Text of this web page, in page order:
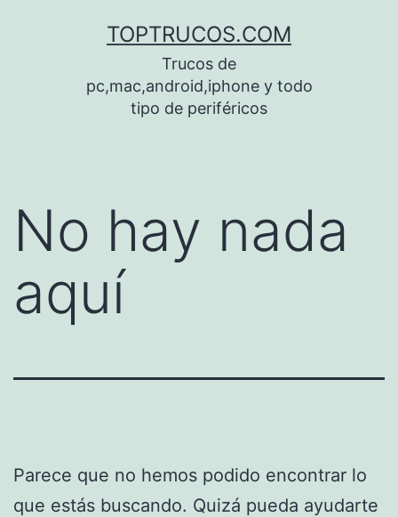
TOPTRUCOS.COM
Trucos de
pc,mac,android,iphone y todo
tipo de periféricos
No hay nada
aquí
Parece que no hemos podido encontrar lo
que estás buscando. Quizá pueda ayudarte